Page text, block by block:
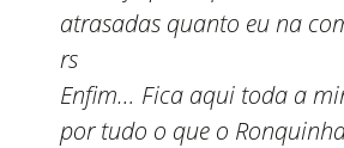
atrasadas quanto eu na
rs
Enfim… Fica aqui toda a
por tudo o que o